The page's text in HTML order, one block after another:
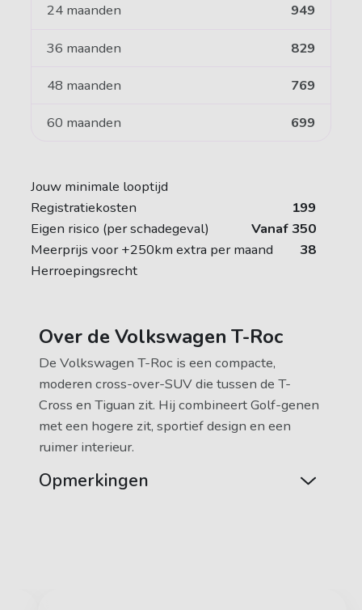
24 maanden 949
36 maanden 829
48 maanden 769
60 maanden 699
Jouw minimale looptijd
Registratiekosten
199
Eigen risico (per schadegeval)
Vanaf 350
Meerprijs voor +250km extra per maand
38
Herroepingsrecht
Over de Volkswagen T-Roc
De Volkswagen T-Roc is een compacte,
moderen cross-over-SUV die tussen de T-
Cross en Tiguan zit. Hij combineert Golf-genen
met een hogere zit, sportief design en een
ruimer interieur.
Opmerkingen